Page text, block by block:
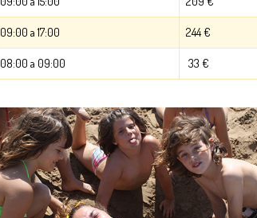
09:00 a 17:00 244 €
08:00 a 09:00 33 €